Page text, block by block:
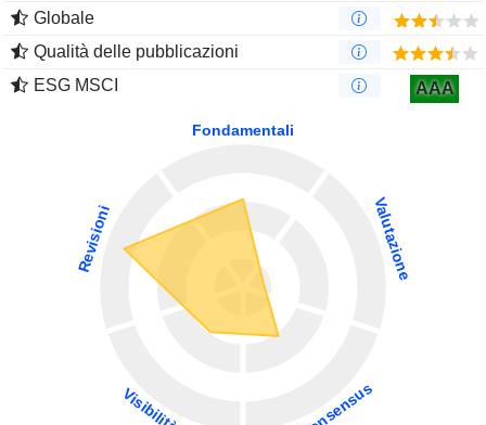
Globale
Qualità delle pubblicazioni
ESG MSCI
AAA